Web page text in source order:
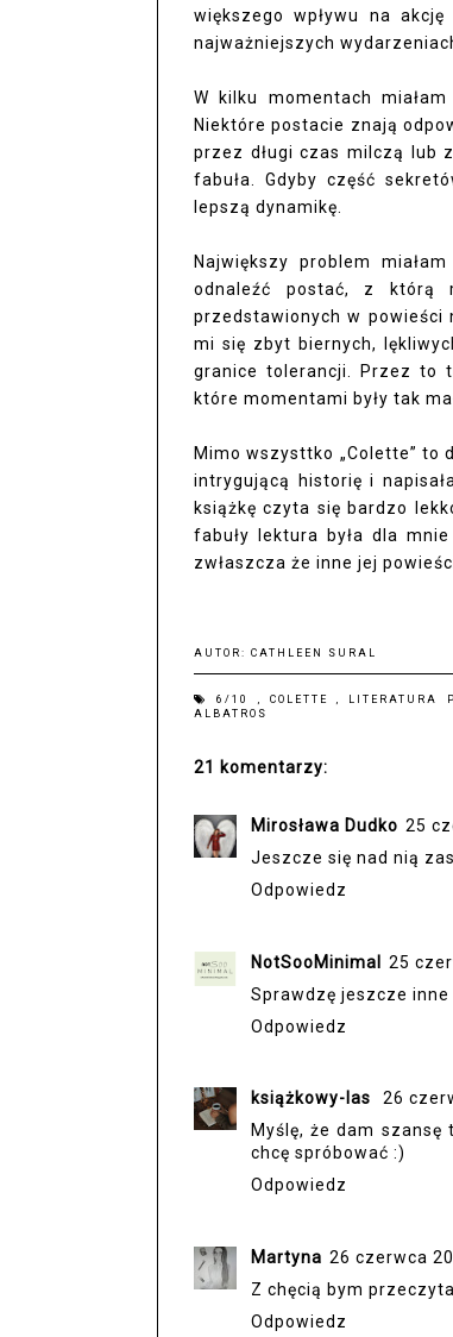
większego wpływu na
najważniejszych
W kilku momentach
Niektóre postacie znają
przez długi czas milczą lub
fabuła. Gdyby część
lepszą dynamikę.
Największy problem
odnaleźć postać, z którą
przedstawionych w powieści
mi się zbyt biernych,
granice tolerancji. Przez to
które momentami były tak
Mimo wszysttko „Colette” to
intrygującą historię i
książkę czyta się bardzo
fabuły lektura była dla
zwłaszcza że inne jej
AUTOR: CATHLEEN SURAL
6/10 , COLETTE, LITERATURA
ALBATROS
21 komentarzy:
Mirosława Dudko 25
Jeszcze się nad nią
Odpowiedz
NotSooMinimal
25
Sprawdzę jeszcze
Odpowiedz
książkowy-las
26
Myślę, że dam szansę
chcę spróbować :)
Odpowiedz
Martyna 26 czerwca
Z chęcią bym
Odpowiedz